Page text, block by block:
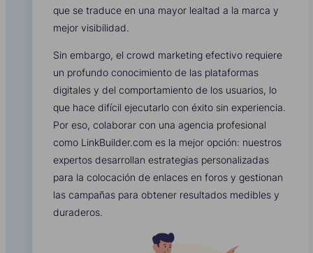
que se traduce en una mayor lealtad a la marca y
mejor visibilidad.
Sin embargo, el crowd marketing efectivo requiere
un profundo conocimiento de las plataformas
digitales y del comportamiento de los usuarios, lo
que hace difícil ejecutarlo con éxito sin experiencia.
Por eso, colaborar con una agencia profesional
como LinkBuilder.com es la mejor opción: nuestros
expertos desarrollan estrategias personalizadas
para la colocación de enlaces en foros y gestionan
las campañas para obtener resultados medibles y
duraderos.